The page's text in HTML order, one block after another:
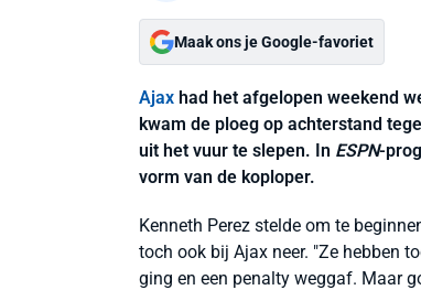
Maak ons je Google-favoriet
Ajax had het afgelopen weekend
kwam de ploeg op achterstand
uit het vuur te slepen. In ESPN-
vorm van de koploper.
Kenneth Perez stelde om te
toch ook bij Ajax neer. "Ze hebben
ging en een penalty weggaf. Maar